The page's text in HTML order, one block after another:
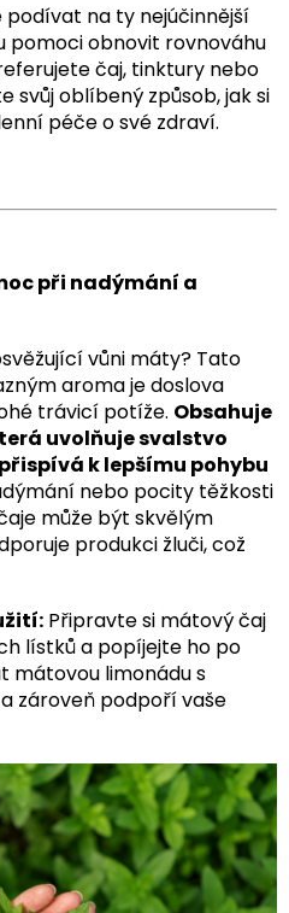
na ty nejúčinnější
pomoci obnovit rovnováhu
čaj, tinktury nebo
svůj oblíbený způsob, jak si
péče o své zdraví.
při nadýmání a
vůni máty? Tato
aroma je doslova
trávicí potíže. Obsahuje
uvolňuje svalstvo
k lepšímu pohybu
nebo pocity těžkosti
může být skvělým
produkci žluči, což
Připravte si mátový čaj
lístků a popíjejte ho po
mátovou limonádu s
zároveň podpoří vaše